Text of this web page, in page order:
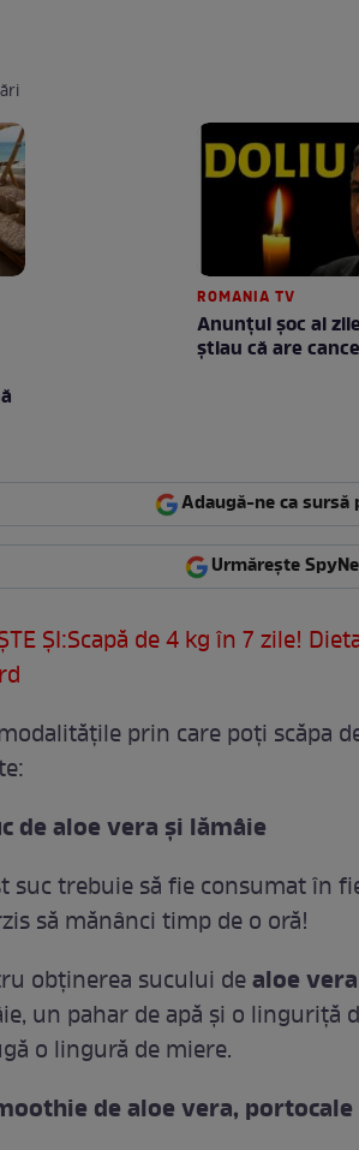
ROMANIA TV
Anunţul şoc al
ştiau că are
Adaugă-ne ca sursă
Urmărește
ŞI:Scapă de 4 kg în 7 zile!
prin care poţi scăpa
de aloe vera şi lămâie
suc trebuie să fie consumat în
să mănânci timp de o oră!
obţinerea sucului dealoe vera
un pahar de apă şi o linguriţă
o lingură de miere.
de aloe vera,